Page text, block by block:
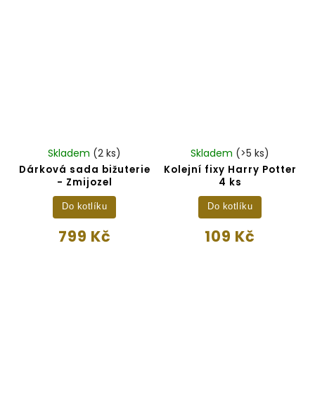
Dárková sada bižuterie
- Zmijozel
Skladem (2 ks)
799 Kč
Do kotlíku
Kolejní fixy Harry Potter
4 ks
Skladem (>5 ks)
109 Kč
Do kotlíku